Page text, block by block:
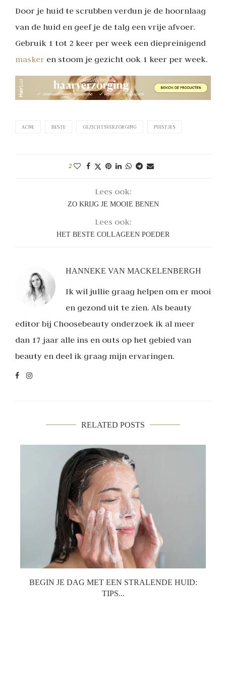
Door je huid te scrubben verdun je de hoornlaag
van de huid en geef je de talg een vrije afvoer.
Gebruik 1 tot 2 keer per week een diepreinigend
masker en stoom je gezicht ook 1 keer per week.
ACNE BESTE GEZICHTSVERZORGING PUISTJES
2
Lees ook:
ZO KRIJG JE MOOIE BENEN
Lees ook:
HET BESTE COLLAGEEN POEDER
HANNEKE VAN MACKELENBERGH
Ik wil jullie graag helpen om er mooi
en gezond uit te zien. Als beauty
editor bij Choosebeauty onderzoek ik al meer
dan 17 jaar alle ins en outs op het gebied van
beauty en deel ik graag mijn ervaringen.
RELATED POSTS
BEGIN JE DAG MET EEN STRALENDE HUID:
TIPS...